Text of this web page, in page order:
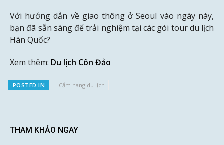
Với hướng dẫn về giao thông ở Seoul vào ngày này,
bạn đã sẵn sàng để trải nghiệm tại các gói tour du lịch
Hàn Quốc?
Xem thêm: Du lịch Côn Đảo
POSTED IN Cẩm nang du lịch
THAM KHẢO NGAY